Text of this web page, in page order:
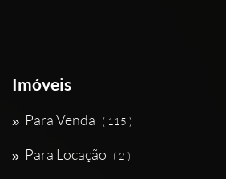
Imóveis
Para Venda ( 115 )
Para Locação ( 2 )